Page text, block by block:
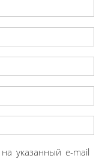
указанный e-mail